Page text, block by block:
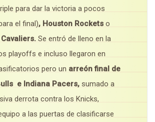
para dar la victoria a pocos
el final), Houston Rockets o
Se entró de lleno en la
playoffs e incluso llegaron en
pero un arreón final de
e Indiana Pacers, sumado a
derrota contra los Knicks,
a las puertas de clasificarse